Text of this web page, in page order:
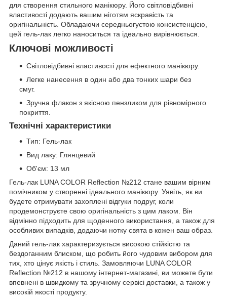
для створення стильного манікюру. Його світловідбивні
властивості додають вашим ніготям яскравість та
оригінальність. Обладаючи середньогустою консистенцією,
цей гель-лак легко наноситься та ідеально вирівнюється.
Ключові можливості
Світловідбивні властивості для ефектного манікюру.
Легке нанесення в один або два тонких шари без
смуг.
Зручна флакон з якісною пензликом для рівномірного
покриття.
Технічні характеристики
Тип: Гель-лак
Вид лаку: Глянцевий
Об'єм: 13 мл
Гель-лак LUNA COLOR Reflection №212 стане вашим вірним
помічником у створенні ідеального манікюру. Уявіть, як ви
будете отримувати захоплені відгуки подруг, коли
продемонструєте свою оригінальність з цим лаком. Він
відмінно підходить для щоденного використання, а також для
особливих випадків, додаючи нотку свята в кожен ваш образ.
Даний гель-лак характеризується високою стійкістю та
бездоганним блиском, що робить його чудовим вибором для
тих, хто цінує якість і стиль. Замовляючи LUNA COLOR
Reflection №212 в нашому інтернет-магазині, ви можете бути
впевнені в швидкому та зручному сервісі доставки, а також у
високій якості продукту.